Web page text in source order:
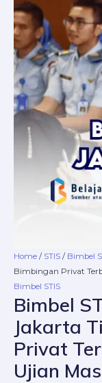
Home / STIS / Bimbel
Bimbingan Privat
Bimbel STIS
Bimbel
Jakarta
Privat
Ujian
di
Jatinegara,
Jakarta
Timur:
Bimbingan
Privat
Terbaik
Untuk
Persiapan
Ujian
Masuk
quantity